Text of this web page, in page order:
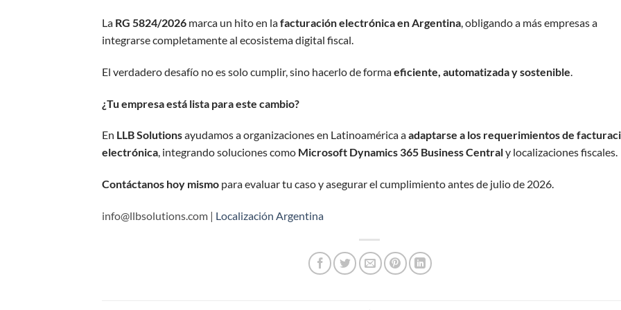
La RG 5824/2026 marca un hito en lafacturación electrónica en Argentina, obligando a más empresas a
integrarse completamente al ecosistema digital fiscal.
El verdadero desafío no es solo cumplir, sino hacerlo de formaeficiente, automatizada y sostenible.
¿Tu empresa está lista para este cambio?
En LLB Solutionsayudamos a organizaciones en Latinoamérica aadaptarse a los requerimientos de
electrónica, integrando soluciones como Microsoft Dynamics 365 Business Centraly localizaciones fiscales.
Contáctanos hoy mismo para evaluar tu caso y asegurar el cumplimiento antes de julio de 2026.
info@llbsolutions.com | Localización Argentina